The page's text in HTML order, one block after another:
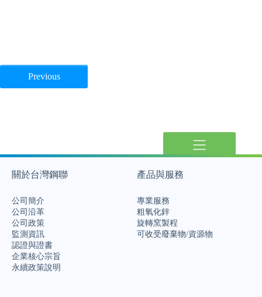
Previous
關於台灣鋼聯
公司簡介
公司沿革
公司政策
監測資訊
認證與證書
企業核心宗旨
永續政策說明
產品與服務
專業服務
粗氧化鋅
旋轉窯製程
可收受廢棄物/資源物